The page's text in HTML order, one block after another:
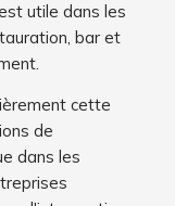
utile dans les
bar et
cette
de
dans les